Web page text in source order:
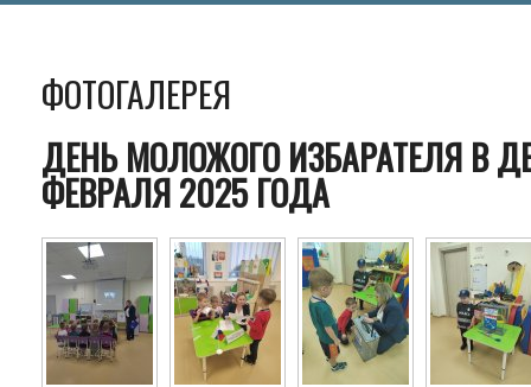
ФОТОГАЛЕРЕЯ
ДЕНЬ МОЛОЖОГО ИЗБАРАТЕЛЯ В
ФЕВРАЛЯ 2025 ГОДА